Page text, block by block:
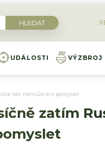
UDÁLOSTI VÝZBROJ
tak nemůže ani pomyslet
zatím